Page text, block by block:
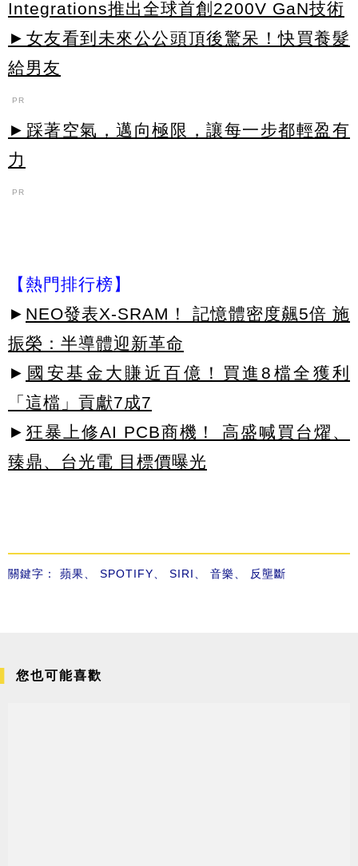
Integrations推出全球首創2200V GaN技術
►女友看到未來公公頭頂後驚呆！快買養髮
給男友
PR
►踩著空氣，邁向極限，讓每一步都輕盈有
力
PR
【熱門排行榜】
► NEO發表X-SRAM！ 記憶體密度飆5倍 施
振榮：半導體迎新革命
► 國安基金大賺近百億！買進8檔全獲利
「這檔」貢獻7成7
► 狂暴上修AI PCB商機！ 高盛喊買台燿、
臻鼎、台光電 目標價曝光
關鍵字： 蘋果 SPOTIFY SIRI 音樂 反壟斷
您也可能喜歡